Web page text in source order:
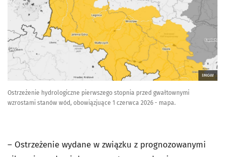
IMGW
Ostrzeżenie hydrologiczne pierwszego stopnia przed gwałtownymi
wzrostami stanów wód, obowiązjuące 1 czerwca 2026 - mapa.
– Ostrzeżenie wydane w związku z prognozowanymi